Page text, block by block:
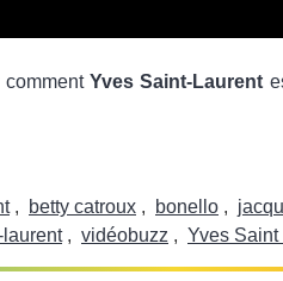
comment Yves Saint-Laurent
, betty catroux , bonello ,
, vidéobuzz , Yves Saint